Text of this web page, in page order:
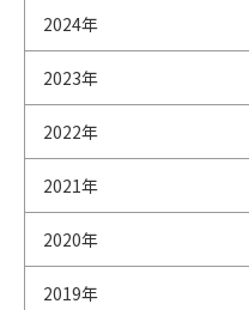
2024年
2023年
2022年
2021年
2020年
2019年